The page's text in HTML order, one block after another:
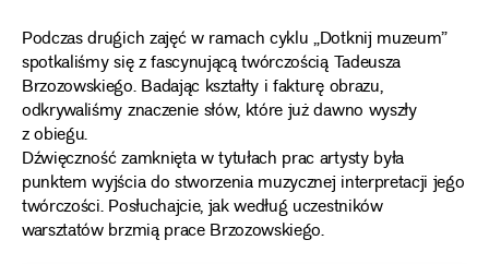
Podczas drugich zajęć w ramach cyklu „Dotknij muzeum”
spotkaliśmy się z fascynującą twórczością Tadeusza
Brzozowskiego. Badając kształty i fakturę obrazu,
odkrywaliśmy znaczenie słów, które już dawno wyszły
z obiegu.
Dźwięczność zamknięta w tytułach prac artysty była
punktem wyjścia do stworzenia muzycznej interpretacji jego
twórczości. Posłuchajcie, jak według uczestników
warsztatów brzmią prace Brzozowskiego.